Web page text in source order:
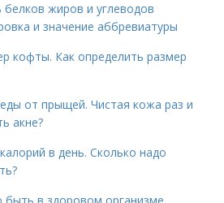
жиров и углеводов
и значение аббревиатуры
кофты. Как определить размер
от прыщей. Чистая кожа раз и
акне?
в день. Сколько надо